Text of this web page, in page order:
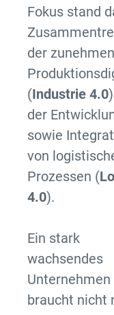
Fokus stand
der
(Industrie 4.0
der
sowie
von
Prozessen (
4.0).
Ein stark
wachsendes
Unternehmen
braucht nicht